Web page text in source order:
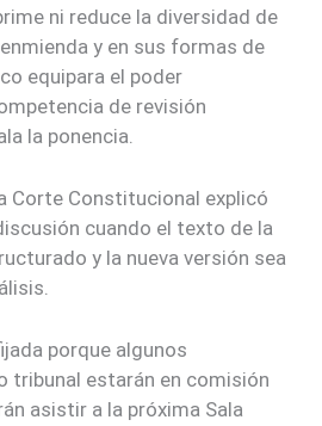
ni reduce la diversidad de
y en sus formas de
equipara el poder
de revisión
la ponencia.
Corte Constitucional explicó
cuando el texto de la
y la nueva versión sea
porque algunos
tribunal estarán en comisión
asistir a la próxima Sala